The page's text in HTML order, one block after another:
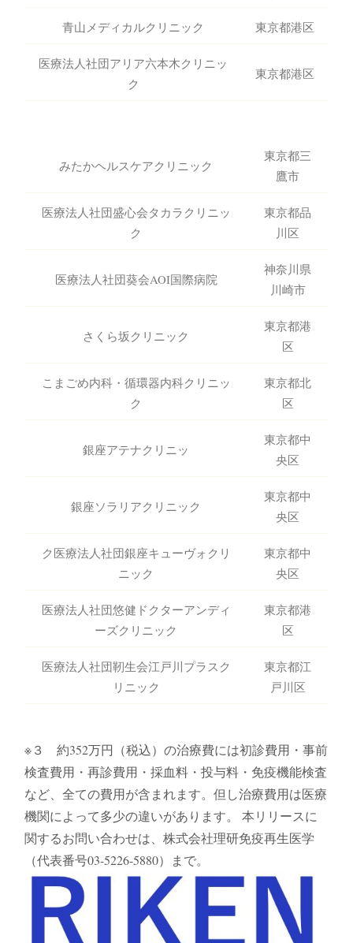
青山メディカルクリニック 東京都港区
医療法人社団アリア六本木クリニッ
ク
東京都港区
みたかヘルスケアクリニック
東京都三
鷹市
医療法人社団盛心会タカラクリニッ
ク
東京都品
川区
医療法人社団葵会AOI国際病院
神奈川県
川崎市
さくら坂クリニック
東京都港
区
こまごめ内科・循環器内科クリニッ
ク
東京都北
区
銀座アテナクリニッ
東京都中
央区
銀座ソラリアクリニック
東京都中
央区
ク医療法人社団銀座キューヴォクリ
ニック
東京都中
央区
医療法人社団悠健ドクターアンディ
ーズクリニック
東京都港
区
医療法人社団靭生会江戸川プラスク
リニック
東京都江
戸川区
※３ 約352万円（税込）の治療費には初診費用・事前
検査費用・再診費用・採血料・投与料・免疫機能検査
など、全ての費用が含まれます。但し治療費用は医療
機関によって多少の違いがあります。 本リリースに
関するお問い合わせは、株式会社理研免疫再生医学
（代表番号03-5226-5880）まで。